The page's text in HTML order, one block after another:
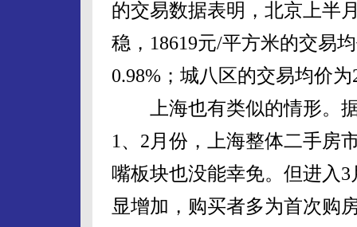
的交易数据表明，北京上半
稳，18619元/平方米的交易
0.98%；城八区的交易均价
上海也有类似的情形。据
1、2月份，上海整体二手房
嘴板块也没能幸免。但进入
显增加，购买者多为首次购